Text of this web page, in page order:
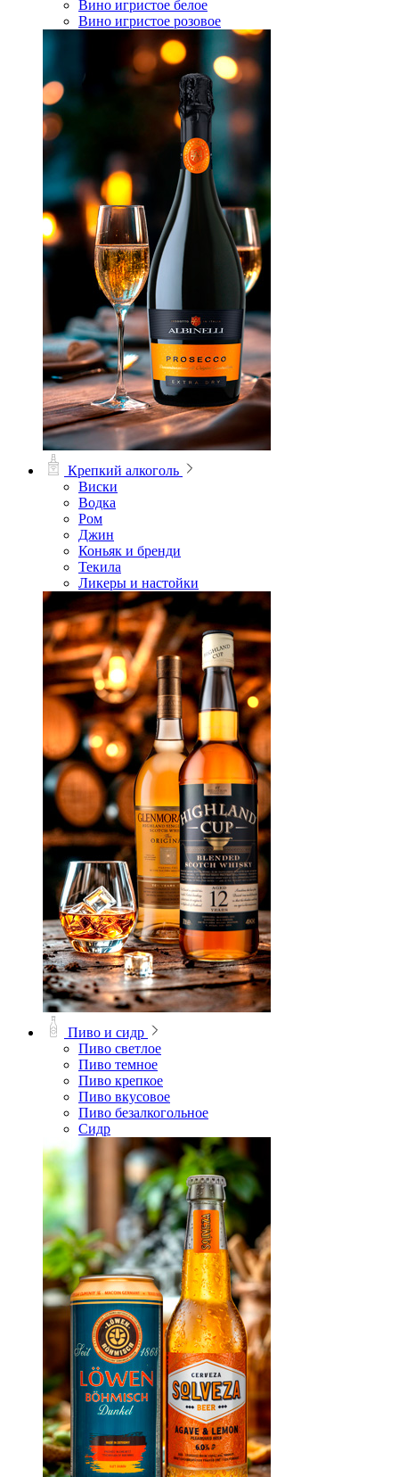
Вино игристое белое
Вино игристое розовое
Крепкий алкоголь
Виски
Водка
Ром
Джин
Коньяк и бренди
Текила
Ликеры и настойки
Пиво и сидр
Пиво светлое
Пиво темное
Пиво крепкое
Пиво вкусовое
Пиво безалкогольное
Сидр